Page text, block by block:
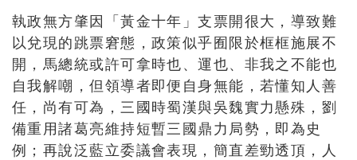
執政無方肇因「黃金十年」支票開很大，導致難
以兌現的跳票窘態，政策似乎囿限於框框施展不
開，馬總統或許可拿時也、運也、非我之不能也
自我解嘲，但領導者即便自身無能，若懂知人善
任，尚有可為，三國時蜀漢與吳魏實力懸殊，劉
備重用諸葛亮維持短暫三國鼎力局勢，即為史
例；再說泛藍立委議會表現，簡直差勁透頂，人